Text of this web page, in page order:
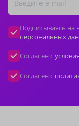
Подписываясь на
персональных
Согласен с
Согласен с